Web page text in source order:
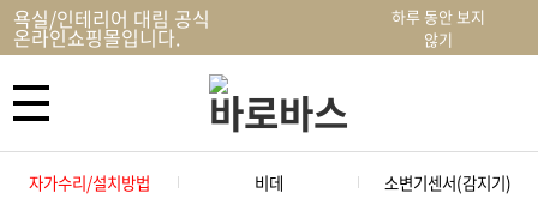
욕실/인테리어 대림 공식
온라인쇼핑몰입니다.
하루 동안 보지
않기
자가수리/설치방법 비데 소변기센서(감지기)